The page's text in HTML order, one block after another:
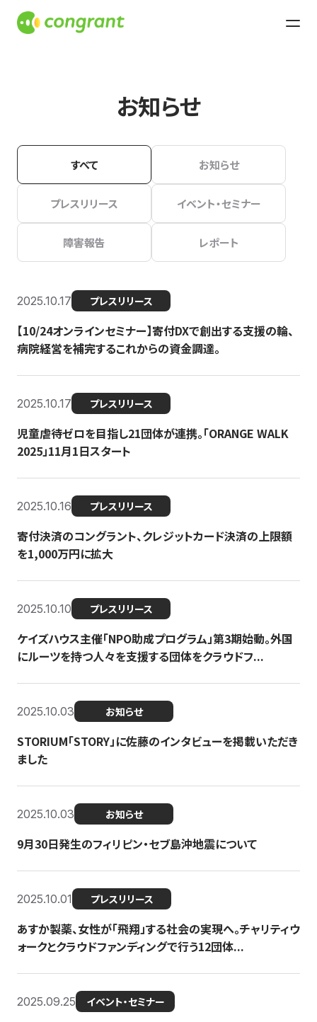
お知らせ
すべて お知らせ
プレスリリース イベント・セミナー
障害報告 レポート
2025.10.17 プレスリリース
【10/24オンラインセミナー】寄付DXで創出する支援の輪、
病院経営を補完するこれからの資金調達。
2025.10.17 プレスリリース
児童虐待ゼロを目指し21団体が連携。「ORANGE WALK
2025」11月1日スタート
2025.10.16 プレスリリース
寄付決済のコングラント、クレジットカード決済の上限額
を1,000万円に拡大
2025.10.10 プレスリリース
ケイズハウス主催「NPO助成プログラム」第3期始動。外国
にルーツを持つ人々を支援する団体をクラウドフ...
2025.10.03 お知らせ
STORIUM「STORY」に佐藤のインタビューを掲載いただき
ました
2025.10.03 お知らせ
9月30日発生のフィリピン・セブ島沖地震について
2025.10.01 プレスリリース
あすか製薬、女性が「飛翔」する社会の実現へ。チャリティウ
ォークとクラウドファンディングで行う12団体...
2025.09.25 イベント・セミナー